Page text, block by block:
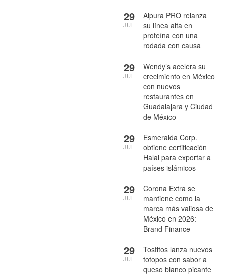
Alpura PRO relanza
su línea alta en
proteína con una
rodada con causa
29
JUL
Wendy’s acelera su
crecimiento en México
con nuevos
restaurantes en
Guadalajara y Ciudad
de México
29
JUL
Esmeralda Corp.
obtiene certificación
Halal para exportar a
países islámicos
29
JUL
Corona Extra se
mantiene como la
marca más valiosa de
México en 2026:
Brand Finance
29
JUL
Tostitos lanza nuevos
totopos con sabor a
queso blanco picante
29
JUL